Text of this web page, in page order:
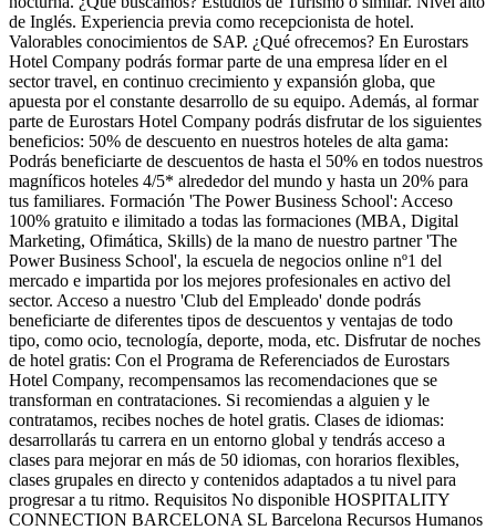
de Inglés. Experiencia previa como recepcionista de hotel.
Valorables conocimientos de SAP. ¿Qué ofrecemos? En Eurostars
Hotel Company podrás formar parte de una empresa líder en el
sector travel, en continuo crecimiento y expansión globa, que
apuesta por el constante desarrollo de su equipo. Además, al formar
parte de Eurostars Hotel Company podrás disfrutar de los siguientes
beneficios: 50% de descuento en nuestros hoteles de alta gama:
Podrás beneficiarte de descuentos de hasta el 50% en todos nuestros
magníficos hoteles 4/5* alrededor del mundo y hasta un 20% para
tus familiares. Formación 'The Power Business School': Acceso
100% gratuito e ilimitado a todas las formaciones (MBA, Digital
Marketing, Ofimática, Skills) de la mano de nuestro partner 'The
Power Business School', la escuela de negocios online nº1 del
mercado e impartida por los mejores profesionales en activo del
sector. Acceso a nuestro 'Club del Empleado' donde podrás
beneficiarte de diferentes tipos de descuentos y ventajas de todo
tipo, como ocio, tecnología, deporte, moda, etc. Disfrutar de noches
de hotel gratis: Con el Programa de Referenciados de Eurostars
Hotel Company, recompensamos las recomendaciones que se
transforman en contrataciones. Si recomiendas a alguien y le
contratamos, recibes noches de hotel gratis. Clases de idiomas:
desarrollarás tu carrera en un entorno global y tendrás acceso a
clases para mejorar en más de 50 idiomas, con horarios flexibles,
clases grupales en directo y contenidos adaptados a tu nivel para
progresar a tu ritmo. Requisitos No disponible HOSPITALITY
CONNECTION BARCELONA SL Barcelona Recursos Humanos